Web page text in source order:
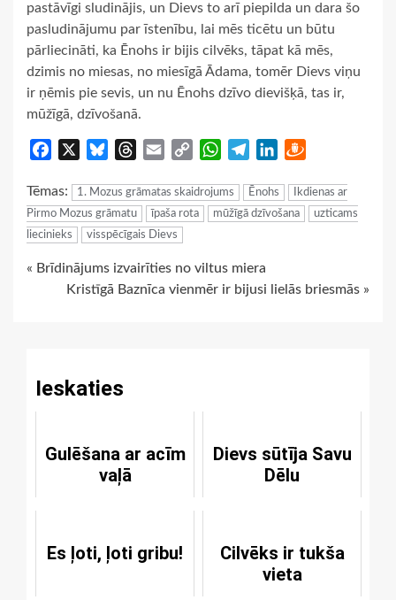
pastāvīgi sludinājis, un Dievs to arī piepilda un dara šo
pasludinājumu par īstenību, lai mēs ticētu un būtu
pārliecināti, ka Ēnohs ir bijis cilvēks, tāpat kā mēs,
dzimis no miesas, no miesīgā Ādama, tomēr Dievs viņu
ir ņēmis pie sevis, un nu Ēnohs dzīvo dievišķā, tas ir,
mūžīgā, dzīvošanā.
Facebook BlueskyThreads
Email
Copy
WhatsApp
TelegramLinkedIn
Tēmas: 1. Mozus grāmatas skaidrojums Ēnohs
Ikdienas ar
Pirmo Mozus grāmatu
īpaša rota mūžīgā dzīvošana
uzticams
liecinieks
visspēcīgais Dievs
Continue
« Brīdinājums izvairīties no viltus miera
Kristīgā Baznīca vienmēr ir bijusi lielās briesmās »
Ieskaties
Gulēšana ar acīm
vaļā
Dievs sūtīja Savu
Dēlu
Es ļoti, ļoti gribu!
Cilvēks ir tukša
vieta